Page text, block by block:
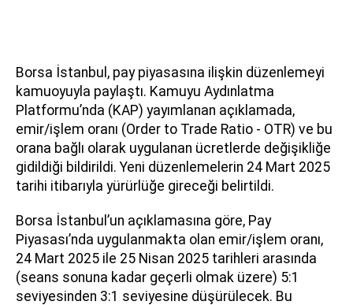
Borsa İstanbul, pay piyasasına ilişkin düzenlemeyi
kamuoyuyla paylaştı. Kamuyu Aydınlatma
Platformu’nda (KAP) yayımlanan açıklamada,
emir/işlem oranı (Order to Trade Ratio - OTR) ve bu
orana bağlı olarak uygulanan ücretlerde değişikliğe
gidildiği bildirildi. Yeni düzenlemelerin 24 Mart 2025
tarihi itibarıyla yürürlüğe gireceği belirtildi.
Borsa İstanbul’un açıklamasına göre, Pay
Piyasası’nda uygulanmakta olan emir/işlem oranı,
24 Mart 2025 ile 25 Nisan 2025 tarihleri arasında
(seans sonuna kadar geçerli olmak üzere) 5:1
seviyesinden 3:1 seviyesine düşürülecek. Bu